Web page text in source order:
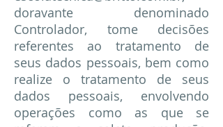
doravante denominado
Controlador, tome decisões
referentes ao tratamento de
seus dados pessoais, bem como
realize o tratamento de seus
dados pessoais, envolvendo
operações como as que se